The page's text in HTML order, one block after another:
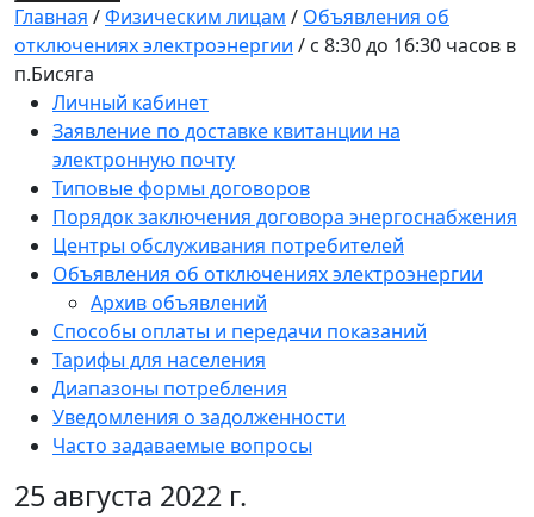
Главная /Физическим лицам / Объявления об
отключениях электроэнергии / с 8:30 до 16:30 часов в
п.Бисяга
Личный кабинет
Заявление по доставке квитанции на
электронную почту
Типовые формы договоров
Порядок заключения договора энергоснабжения
Центры обслуживания потребителей
Объявления об отключениях электроэнергии
Архив объявлений
Способы оплаты и передачи показаний
Тарифы для населения
Диапазоны потребления
Уведомления о задолженности
Часто задаваемые вопросы
25 августа 2022 г.